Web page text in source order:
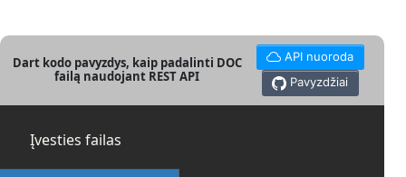
Dart kodo pavyzdys, kaip padalinti DOC
failą naudojant REST API
API nuoroda
Pavyzdžiai
Įvesties failas